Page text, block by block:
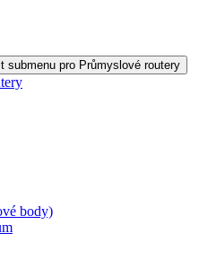
submenu pro Průmyslové routery
body)